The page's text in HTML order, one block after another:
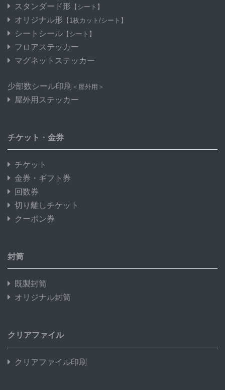
スタンダード形 【シート】
オリジナル形 【1枚カット/シート】
シートシール 【シート】
フロアステッカー
マグネットステッカー
少部数シール印刷 ＜屋外用＞
屋外用ステッカー
チケット・金券
チケット
金券・ギフト券
回数券
切り離しチケット
クーポン券
封筒
既製封筒
オリジナル封筒
クリアファイル
クリアファイル印刷